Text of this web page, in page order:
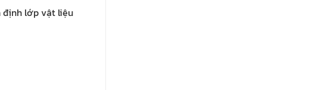
định lớp vật liệu